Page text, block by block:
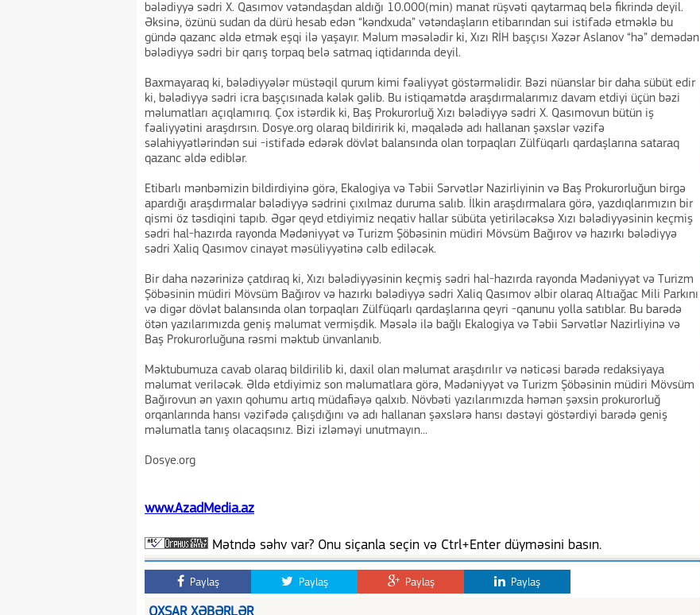
bələdiyyə sədri X. Qasımov vətəndaşdan aldığı 10.000(min) manat rüşvəti qaytarmaq belə fikrində deyil.
Əksinə, özünü sudan da dürü hesab edən “kəndxuda” vətəndaşların etibarından sui istifadə etməklə bu
gündə qazanc əldə etmək eşqi ilə yaşayır. Məlum məsələdir ki, Xızı RİH başçısı Xəzər Aslanov “hə” demədən
bələdiyyə sədri bir qarış torpaq belə satmaq iqtidarında deyil.
Baxmayaraq ki, bələdiyyələr müstəqil qurum kimi fəaliyyət göstərməlidir. Bəzi nüanslar bir daha sübüt edir
ki, bələdiyyə sədri icra başçısınada kələk gəlib. Bu istiqamətdə araşdırmalarımız davam etdiyi üçün bəzi
məlumatları açıqlamırıq. Çox istərdik ki, Baş Prokurorluğ Xızı bələdiyyə sədri X. Qasımovun bütün iş
fəaliyyətini araşdırsın. Dosye.org olaraq bildiririk ki, məqalədə adı hallanan şəxslər vəzifə
səlahiyyətlərindən sui -istifadə edərək dövlət balansında olan torpaqları Zülfüqarlı qardaşlarına sataraq
qazanc əldə ediblər.
Etibarlı mənbəmizin bildirdiyinə görə, Ekalogiya və Təbii Sərvətlər Nazirliyinin və Baş Prokurorluğun birgə
apardığı araşdırmalar bələdiyyə sədrini çıxılmaz duruma salıb. İlkin araşdırmalara görə, yazdıqlarımızın bir
qismi öz təsdiqini tapıb. Əgər qeyd etdiyimiz neqativ hallar sübüta yetiriləcəksə Xızı bələdiyyəsinin keçmiş
sədri hal-hazırda rayonda Mədəniyyət və Turizm Şöbəsinin müdiri Mövsüm Bağırov və hazırkı bələdiyyə
sədri Xaliq Qasımov cinayət məsüliyyətinə cəlb ediləcək.
Bir daha nəzərinizə çatdıraq ki, Xızı bələdiyyəsinin keçmiş sədri hal-hazırda rayonda Mədəniyyət və Turizm
Şöbəsinin müdiri Mövsüm Bağırov və hazırkı bələdiyyə sədri Xaliq Qasımov əlbir olaraq Altıağac Mili Parkını
və digər dövlət balansında olan torpaqları Zülfüqarlı qardaşlarına qeyri -qanunu yolla satıblar. Bu barədə
ötən yazılarımızda geniş məlumat vermişdik. Məsələ ilə bağlı Ekalogiya və Təbii Sərvətlər Nazirliyinə və
Baş Prokurorluğuna rəsmi məktub ünvanlanıb.
Məktubumuza cavab olaraq bildirilib ki, daxil olan məlumat araşdırılır və nəticəsi barədə redaksiyaya
məlumat veriləcək. Əldə etdiyimiz son məlumatlara görə, Mədəniyyət və Turizm Şöbəsinin müdiri Mövsüm
Bağırovun ən yaxın qohumu artıq müdafiəyə qalxıb. Növbəti yazılarımızda həmən şəxsin prokurorluğ
orqanlarında hansı vəzifədə çalışdığını və adı hallanan şəxslərə hansı dəstəyi göstərdiyi barədə geniş
məlumatla tanış olacaqsınız. Bizi izləməyi unutmayın...
Dosye.org
www.AzadMedia.az
Mətndə səhv var? Onu siçanla seçin və Ctrl+Enter düyməsini basın.
Paylaş Paylaş Paylaş Paylaş